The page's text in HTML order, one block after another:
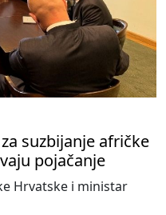
suzbijanje afričke
pojačanje
Hrvatske i ministar